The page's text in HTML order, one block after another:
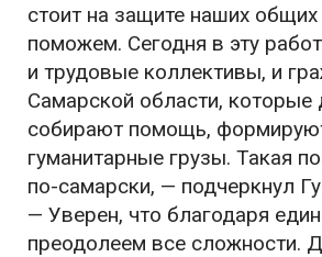
стоит на защите наших
поможем. Сегодня в эту
и трудовые коллективы, и
Самарской области, которые
собирают помощь,
гуманитарные грузы. Такая
по-самарски, — подчеркнул
— Уверен, что благодаря
преодолеем все сложности.